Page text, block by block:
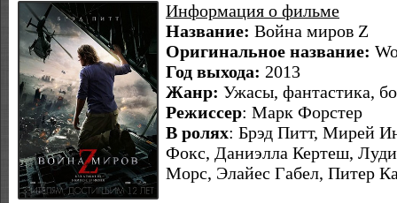
Информация о фильме
Название: Война миров Z
Оригинальное название:
Год выхода: 2013
Жанр: Ужасы, фантастика,
Режиссер: Марк Форстер
В ролях: Брэд Питт, Мирей
Фокс, Даниэлла Кертеш,
Морc, Элайес Габел, Питер